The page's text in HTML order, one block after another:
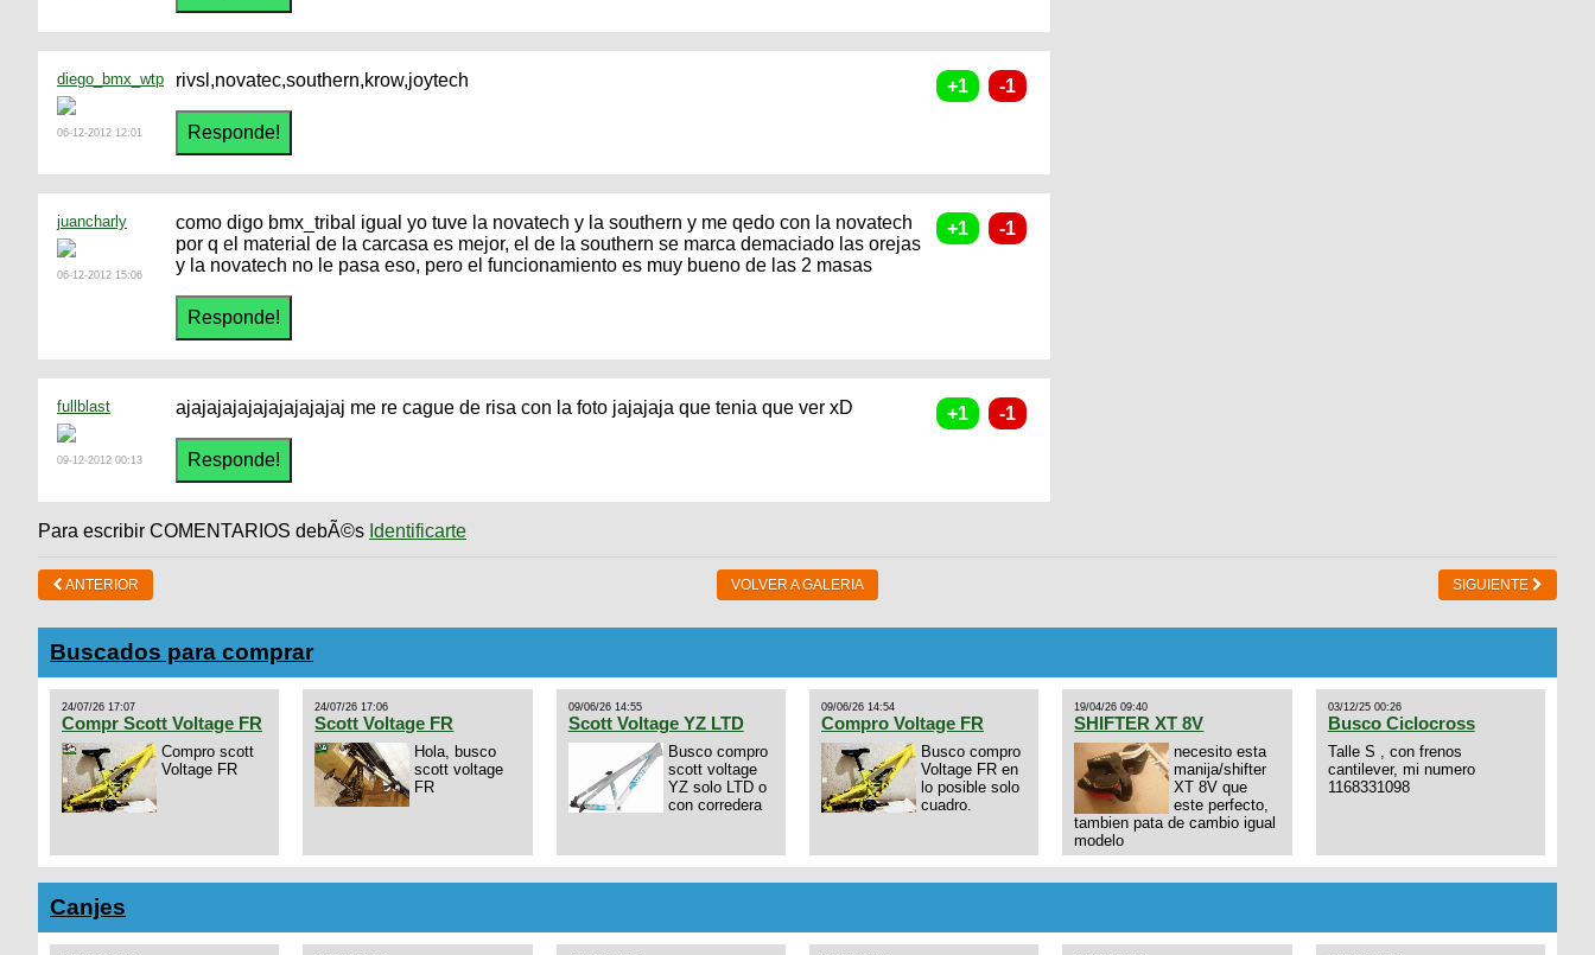
diego_bmx_wtp
06-12-2012 12:01
rivsl,novatec,southern,krow,joytech
juancharly
06-12-2012 15:06
como digo bmx_tribal igual yo tuve la novatech y la southern y me qedo con la novatech
por q el material de la carcasa es mejor, el de la southern se marca demaciado las orejas
y la novatech no le pasa eso, pero el funcionamiento es muy bueno de las 2 masas
fullblast
09-12-2012 00:13
ajajajajajajajajajajaj me re cague de risa con la foto jajajaja que tenia que ver xD
Para escribir COMENTARIOS debÃ©s Identificarte
ANTERIOR VOLVER A GALERIA SIGUIENTE
Buscados para comprar
24/07/26 17:07
Compr Scott Voltage FR
Compro scott
Voltage FR
24/07/26 17:06
Scott Voltage FR
Hola, busco
scott voltage
FR
09/06/26 14:55
Scott Voltage YZ LTD
Busco compro
scott voltage
YZ solo LTD o
con corredera
09/06/26 14:54
Compro Voltage FR
Busco compro
Voltage FR en
lo posible solo
cuadro.
19/04/26 09:40
SHIFTER XT 8V
necesito esta
manija/shifter
XT 8V que
este perfecto,
tambien pata de cambio igual
modelo
03/12/25 00:26
Busco Ciclocross
Talle S , con frenos
cantilever, mi numero
1168331098
Canjes